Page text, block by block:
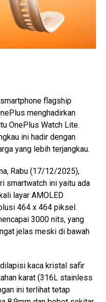
flagship
menghadirkan
OnePlus Watch Lite.
ini hadir dengan
yang lebih terjangkau.
Rabu (17/12/2025),
smartwatch ini yaitu ada
layar AMOLED
464 x 464 piksel.
3000 nits, yang
jelas meski di bawah
kaca kristal safir
karat (316L stainless
ini terlihat tetap